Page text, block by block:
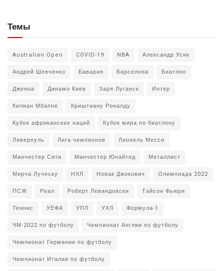
Темы
Australian Open COVID-19 NBA
Александр Усик
Андрей Шевченко
Бавария Барселона
Биатлон
Дженоа
Динамо Киев Заря Луганск
Интер
Килиан Мбаппе
Криштиану Роналду
Кубок африканских наций
Кубок мира по биатлону
Ливерпуль
Лига чемпионов
Лионель Месси
Манчестер Сити
Манчестер Юнайтед
Металлист
Мирча Луческу
НХЛ Новак Джокович
Олимпиада 2022
ПСЖ
Реал Роберт Левандовски
Тайсон Фьюри
Теннис
УЕФА УПЛ УХЛ
Формула-1
ЧМ-2022 по футболу
Чемпионат Англии по футболу
Чемпионат Германии по футболу
Чемпионат Италии по футболу